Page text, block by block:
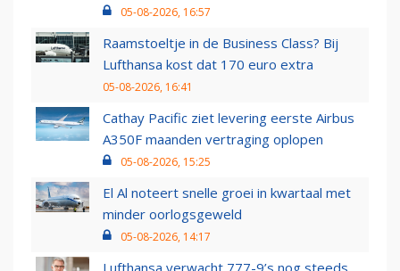
05-08-2026, 16:57
Raamstoeltje in de Business Class? Bij
Lufthansa kost dat 170 euro extra
05-08-2026, 16:41
Cathay Pacific ziet levering eerste Airbus
A350F maanden vertraging oplopen
05-08-2026, 15:25
El Al noteert snelle groei in kwartaal met
minder oorlogsgeweld
05-08-2026, 14:17